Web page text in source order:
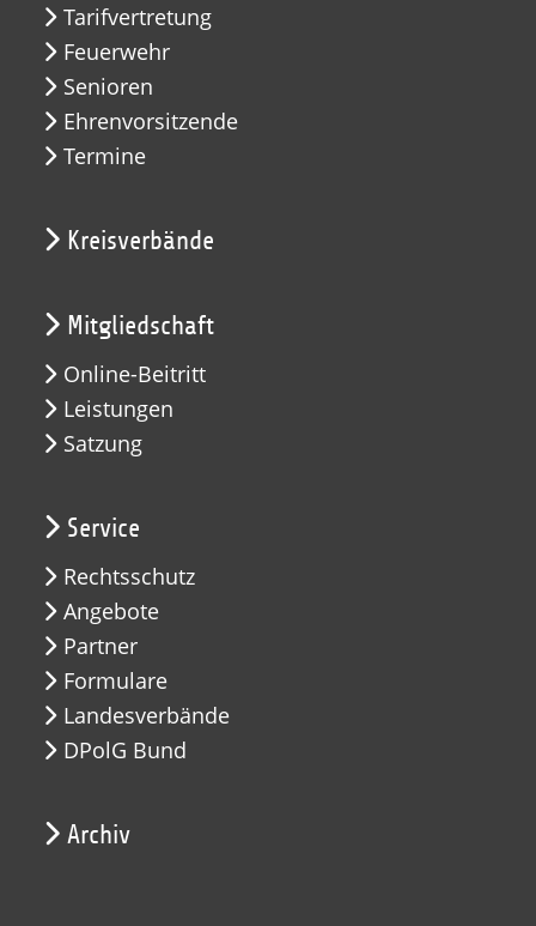
Tarifvertretung
Feuerwehr
Senioren
Ehrenvorsitzende
Termine
Kreisverbände
Mitgliedschaft
Online-Beitritt
Leistungen
Satzung
Service
Rechtsschutz
Angebote
Partner
Formulare
Landesverbände
DPolG Bund
Archiv